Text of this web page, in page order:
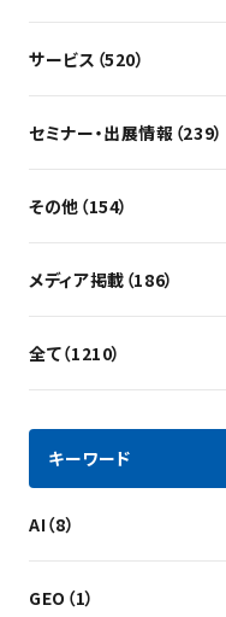
サービス（520）
セミナー・出展情報（239）
その他（154）
メディア掲載（186）
全て（1210）
キーワード
AI（8）
GEO（1）